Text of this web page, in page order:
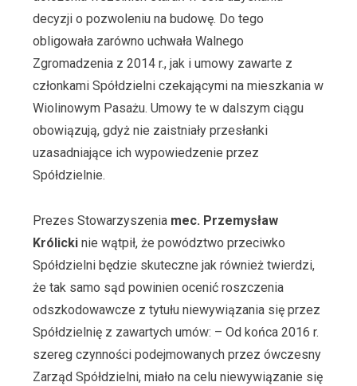
decyzji o pozwoleniu na budowę. Do tego
obligowała zarówno uchwała Walnego
Zgromadzenia z 2014 r., jak i umowy zawarte z
członkami Spółdzielni czekającymi na mieszkania w
Wiolinowym Pasażu. Umowy te w dalszym ciągu
obowiązują, gdyż nie zaistniały przesłanki
uzasadniające ich wypowiedzenie przez
Spółdzielnie.
Prezes Stowarzyszenia mec. Przemysław
Królickinie wątpił, że powództwo przeciwko
Spółdzielni będzie skuteczne jak również twierdzi,
że tak samo sąd powinien ocenić roszczenia
odszkodowawcze z tytułu niewywiązania się przez
Spółdzielnię z zawartych umów: – Od końca 2016 r.
szereg czynności podejmowanych przez ówczesny
Zarząd Spółdzielni, miało na celu niewywiązanie się